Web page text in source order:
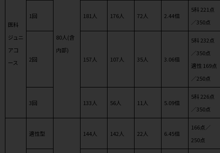
医科
ジュニ
アコ
ース
80人(含
内部)
1回 181人 176人 72人 2.44倍
5科 221点
／350点
2回 157人 107人 35人 3.06倍
5科 232点
／350点
適性 169点
／250点
3回 133人 56人 11人 5.09倍
5科 226点
／350点
適性型 144人 142人 22人 6.45倍
166点／
250点